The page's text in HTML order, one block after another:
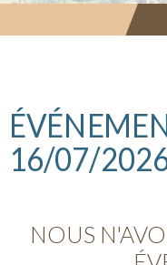
16/07/
NOUS